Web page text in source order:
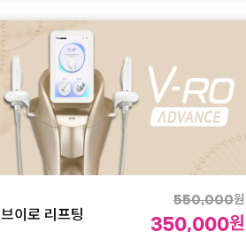
인모드 FORMA 1회
인모드
400,000원
230,000원
인모드 FORMA 3회
250,000원
150,000원
브이로 리프팅
550,000원
350,000원